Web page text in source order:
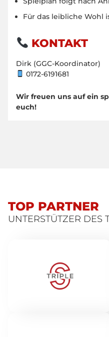
Für das leibliche Wohl
KONTAKT
Dirk (GGC-Koordinator)
0172-6191681
Wir freuen uns auf ein
euch!
TOP PARTNER
UNTERSTÜTZER DES